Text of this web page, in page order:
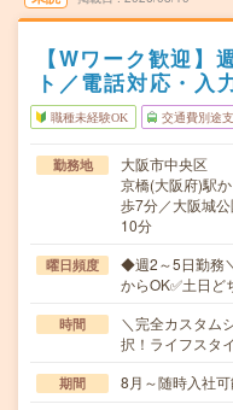
【Wワーク歓迎】
ト／電話対応・入
職種未経験OK 交通費別途
勤務地
大阪市中央区
京橋(大阪府)駅
歩7分／大阪城
10分
曜日頻度
◆週2～5日勤務
からOK✅土日ど
時間
＼完全カスタム
択！ライフスタ
期間 8月～随時入社